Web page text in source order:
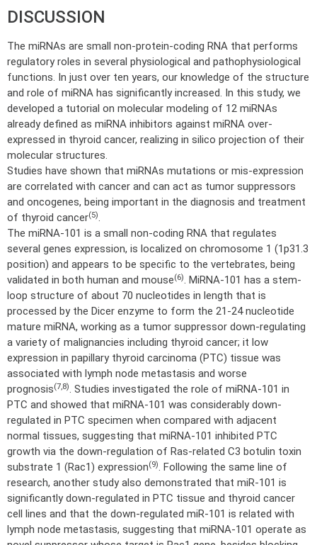
DISCUSSION
The miRNAs are small non-protein-coding RNA that performs
regulatory roles in several physiological and pathophysiological
functions. In just over ten years, our knowledge of the structure
and role of miRNA has significantly increased. In this study, we
developed a tutorial on molecular modeling of 12 miRNAs
already defined as miRNA inhibitors against miRNA over-
expressed in thyroid cancer, realizing in silico projection of their
molecular structures.
Studies have shown that miRNAs mutations or mis-expression
are correlated with cancer and can act as tumor suppressors
and oncogenes, being important in the diagnosis and treatment
of thyroid cancer(5).
The miRNA-101 is a small non-coding RNA that regulates
several genes expression, is localized on chromosome 1 (1p31.3
position) and appears to be specific to the vertebrates, being
validated in both human and mouse(6). MiRNA-101 has a stem-
loop structure of about 70 nucleotides in length that is
processed by the Dicer enzyme to form the 21-24 nucleotide
mature miRNA, working as a tumor suppressor down-regulating
a variety of malignancies including thyroid cancer; it low
expression in papillary thyroid carcinoma (PTC) tissue was
associated with lymph node metastasis and worse
prognosis(7,8). Studies investigated the role of miRNA-101 in
PTC and showed that miRNA-101 was considerably down-
regulated in PTC specimen when compared with adjacent
normal tissues, suggesting that miRNA-101 inhibited PTC
growth via the down-regulation of Ras-related C3 botulin toxin
substrate 1 (Rac1) expression(9). Following the same line of
research, another study also demonstrated that miR-101 is
significantly down-regulated in PTC tissue and thyroid cancer
cell lines and that the down-regulated miR-101 is related with
lymph node metastasis, suggesting that miRNA-101 operate as